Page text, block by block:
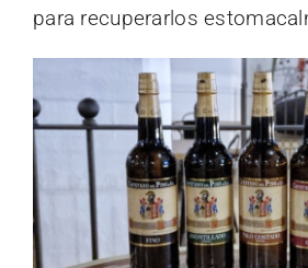
para recuperarlos